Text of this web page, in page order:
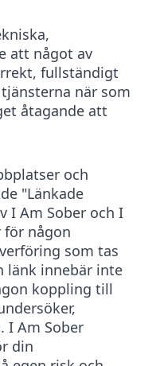
att något av
fullständigt
när som
åtagande att
och
"Länkade
I Am Sober och I
för någon
som tas
länk innebär inte
koppling till
I Am Sober
din